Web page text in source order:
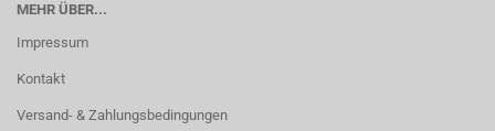
MEHR ÜBER...
Impressum
Kontakt
Versand- & Zahlungsbedingungen